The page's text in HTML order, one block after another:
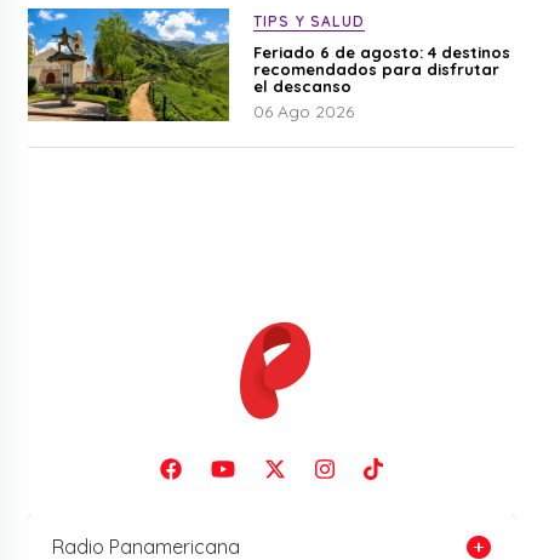
TIPS Y SALUD
Feriado 6 de agosto: 4 destinos
recomendados para disfrutar
el descanso
06 Ago 2026
Radio Panamericana